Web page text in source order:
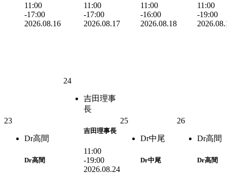
11:00
-17:00
2026.08.16
11:00
-17:00
2026.08.17
11:00
-16:00
2026.08.18
11:00
-19:00
23
Dr高間
Dr高間
24
吉田理事
長
吉田理事長
11:00
-19:00
2026.08.24
25
Dr中尾
Dr中尾
26
Dr高間
Dr高間